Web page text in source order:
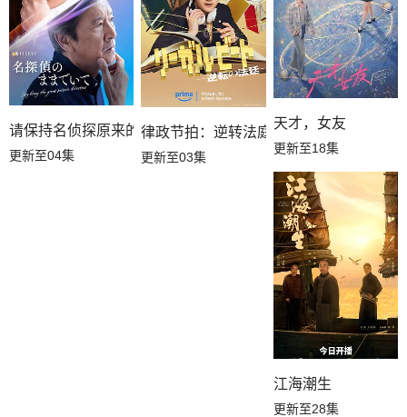
请保持名侦探原来的样子
更新至04集
律政节拍：逆转法庭
更新至03集
天才，女友
更新至18集
江海潮生
更新至28集